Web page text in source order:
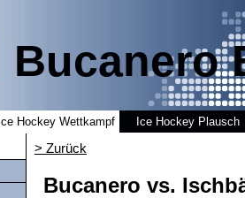
Bucanero
Ice Hockey Wettkampf Ice Hockey Plausch
> Zurück
Bucanero vs.